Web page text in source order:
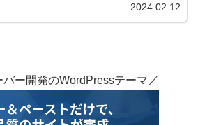
2024.02.12
バー開発のWordPressテーマ／